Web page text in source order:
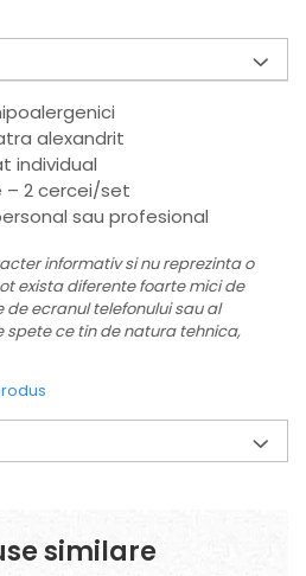
alexandrit
individual
– 2 cercei/set
sau profesional
informativ si nu reprezinta o
exista diferente foarte mici de
ecranul telefonului sau al
ce tin de natura tehnica,
similare